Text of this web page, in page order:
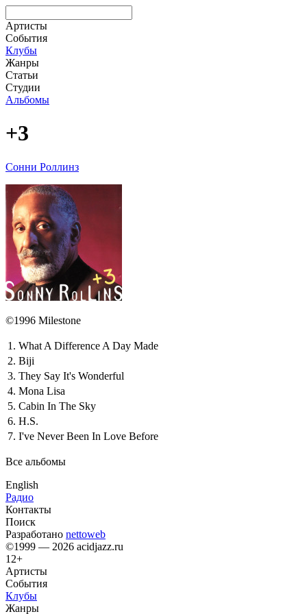
Артисты
События
Клубы
Жанры
Статьи
Студии
Альбомы
+3
Сонни Роллинз
©1996 Milestone
1. What A Difference A Day Made
2. Biji
3. They Say It's Wonderful
4. Mona Lisa
5. Cabin In The Sky
6. H.S.
7. I've Never Been In Love Before
Все альбомы
English
Радио
Контакты
Поиск
Разработано nettoweb
©1999 — 2026 acidjazz.ru
12+
Артисты
События
Клубы
Жанры